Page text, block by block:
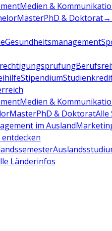
Medien &
MasterPhD & Doktorat→
Gesundheitsmanagement
Stipendium
Medien &
MasterPhD & DoktoratAlle
im Ausland
Länderinfos